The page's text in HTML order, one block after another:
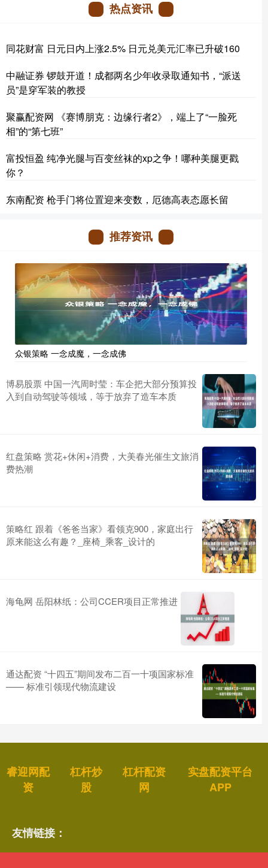
热点资讯
同花财富 日元日内上涨2.5% 日元兑美元汇率已升破160
中融证券 锣鼓开道！成都两名少年收录取通知书，“派送
员”是穿军装的教授
聚赢配资网 《赛博朋克：边缘行者2》，端上了“一脸死
相”的“第七班”
富投恒盈 纯净光腿与百变丝袜的xp之争！哪种美腿更戳
你？
东南配资 枪手门将位置迎来变数，厄德高表态愿长留
推荐资讯
众银策略 一念成魔，一念成佛
博易股票 中国一汽周时莹：车企把大部分预算投
入到自动驾驶等领域，等于放弃了造车本质
红盘策略 赏花+休闲+消费，大美春光催生文旅消
费热潮
策略红 跟着《爸爸当家》看领克900，家庭出行
原来能这么有趣？_座椅_乘客_设计的
海龟网 岳阳林纸：公司CCER项目正常推进
通达配资 “十四五”期间发布二百一十项国家标准
—— 标准引领现代物流建设
睿迎网配
资
杠杆炒
股
杠杆配资
网
实盘配资平台
APP
友情链接：